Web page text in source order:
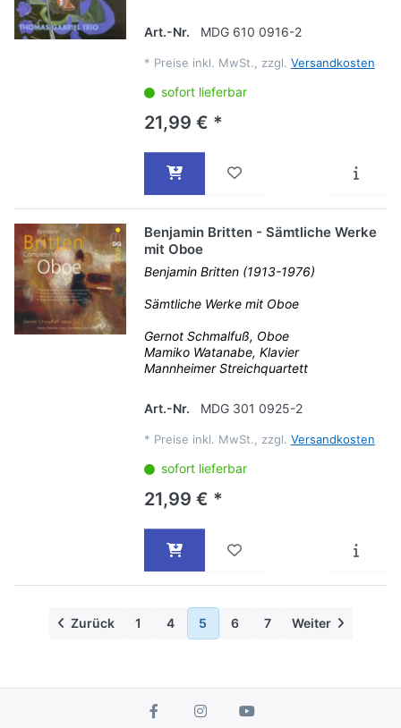
Art.-Nr. MDG 610 0916-2
* Preise inkl. MwSt., zzgl. Versandkosten
sofort lieferbar
21,99 € *
Benjamin Britten - Sämtliche Werke
mit Oboe
Benjamin Britten (1913-1976)
Sämtliche Werke mit Oboe
Gernot Schmalfuß, Oboe
Mamiko Watanabe, Klavier
Mannheimer Streichquartett
Art.-Nr. MDG 301 0925-2
* Preise inkl. MwSt., zzgl. Versandkosten
sofort lieferbar
21,99 € *
Zurück 1 4 5 6 7 Weiter